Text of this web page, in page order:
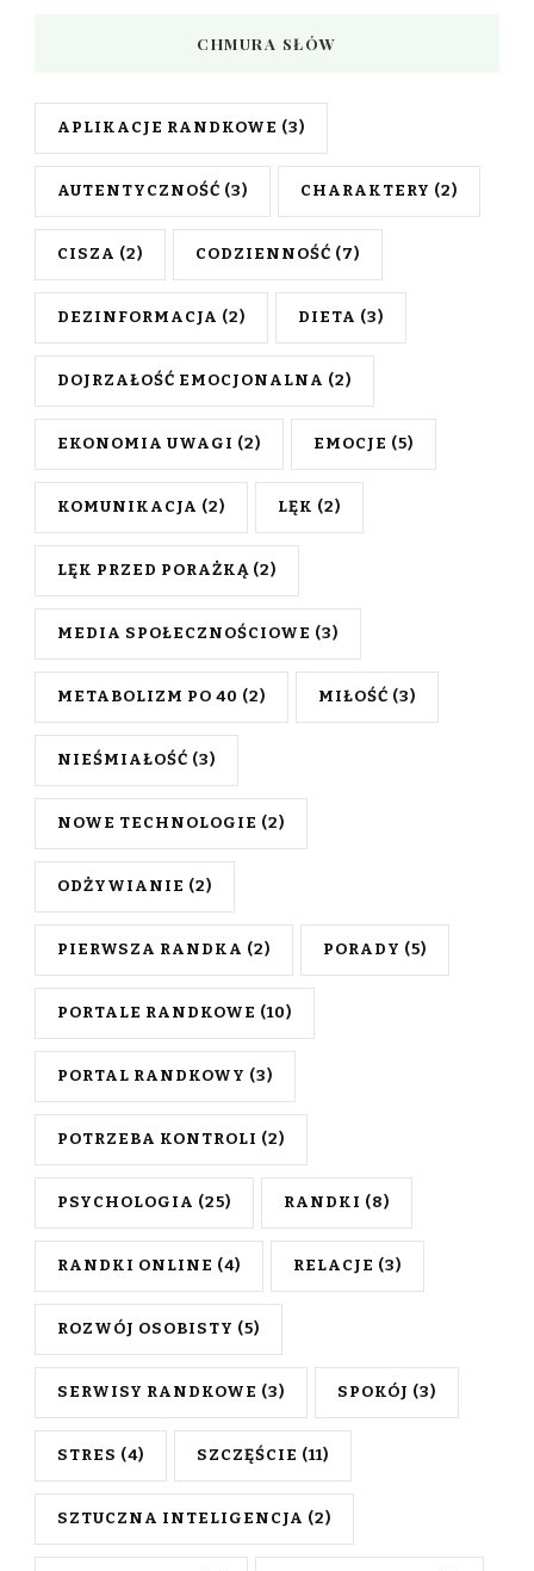
CHMURA SŁÓW
APLIKACJE RANDKOWE (3)
AUTENTYCZNOŚĆ (3) CHARAKTERY (2)
CISZA (2) CODZIENNOŚĆ (7)
DEZINFORMACJA (2) DIETA (3)
DOJRZAŁOŚĆ EMOCJONALNA (2)
EKONOMIA UWAGI (2) EMOCJE (5)
KOMUNIKACJA (2) LĘK (2)
LĘK PRZED PORAŻKĄ (2)
MEDIA SPOŁECZNOŚCIOWE (3)
METABOLIZM PO 40 (2) MIŁOŚĆ (3)
NIEŚMIAŁOŚĆ (3)
NOWE TECHNOLOGIE (2)
ODŻYWIANIE (2)
PIERWSZA RANDKA (2) PORADY (5)
PORTALE RANDKOWE (10)
PORTAL RANDKOWY (3)
POTRZEBA KONTROLI (2)
PSYCHOLOGIA (25) RANDKI (8)
RANDKI ONLINE (4) RELACJE (3)
ROZWÓJ OSOBISTY (5)
SERWISY RANDKOWE (3) SPOKÓJ (3)
STRES (4) SZCZĘŚCIE (11)
SZTUCZNA INTELIGENCJA (2)